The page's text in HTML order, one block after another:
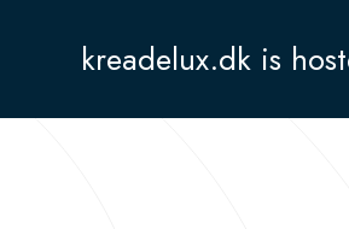
kreadelux.dk is